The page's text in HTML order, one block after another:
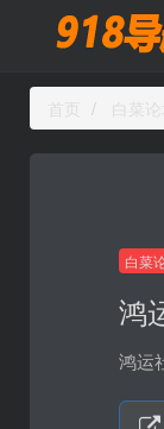
白菜论
白菜
鸿
鸿运